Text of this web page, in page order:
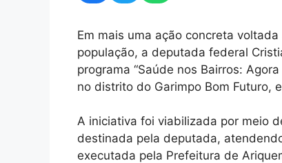
Em mais uma ação concreta
população, a deputada federal
programa “Saúde nos Bairros:
no distrito do Garimpo Bom Futuro,
A iniciativa foi viabilizada por meio
destinada pela deputada,
executada pela Prefeitura de